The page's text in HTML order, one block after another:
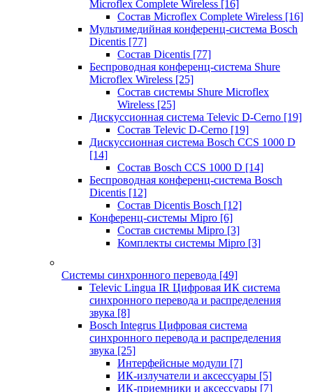
Microflex Complete Wireless [16]
Состав Microflex Complete Wireless [16]
Мультимедийная конференц-система Bosch
Dicentis [77]
Состав Dicentis [77]
Беспроводная конференц-система Shure
Microflex Wireless [25]
Состав системы Shure Microflex
Wireless [25]
Дискуссионная система Televic D-Cerno [19]
Состав Televic D-Cerno [19]
Дискуссионная система Bosch CCS 1000 D
[14]
Состав Bosch CCS 1000 D [14]
Беспроводная конференц-система Bosch
Dicentis [12]
Состав Dicentis Bosch [12]
Конференц-системы Mipro [6]
Состав системы Mipro [3]
Комплекты системы Mipro [3]
Системы синхронного перевода [49]
Televic Lingua IR Цифровая ИК система
синхронного перевода и распределения
звука [8]
Bosch Integrus Цифровая система
синхронного перевода и распределения
звука [25]
Интерфейсные модули [7]
ИК-излучатели и аксессуары [5]
ИК-приемники и аксессуары [7]